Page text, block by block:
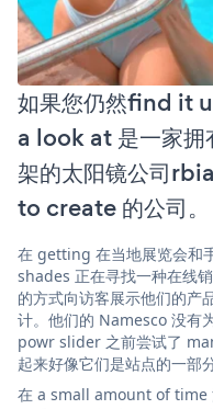
如果您仍然find it
a look at 是一家
架的太阳镜公司
to create 的公司。
在 getting 在当地展览会和
shades 正在寻找一种在线
的方式向访客展示他们的产
计。他们的 Namesco 没有
powr slider 之前尝试了
起来好像它们是站点的一部
在 a small amount of time